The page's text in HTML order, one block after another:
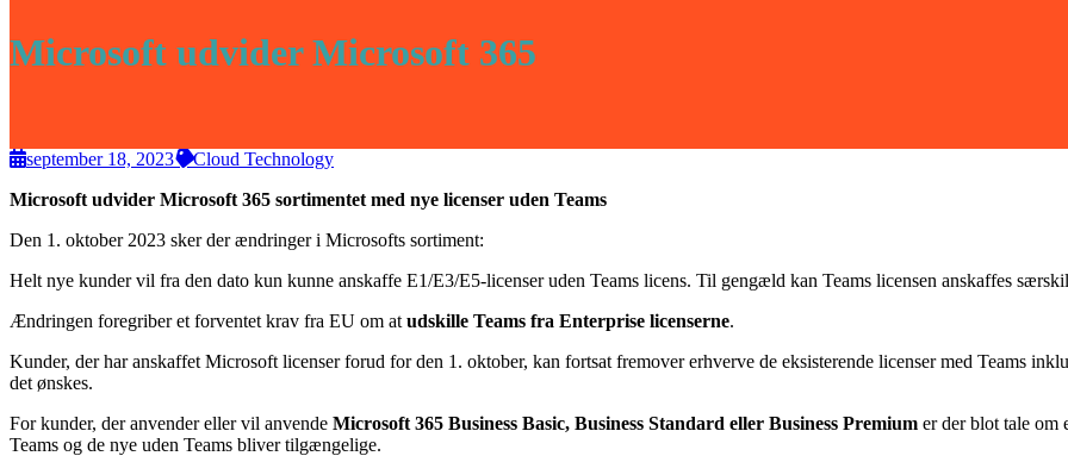
Microsoft udvider Microsoft 365
september 18, 2023
Cloud Technology
Microsoft udvider Microsoft 365 sortimentet med nye licenser uden Teams
Den 1. oktober 2023 sker der ændringer i Microsofts sortiment:
Helt nye kunder vil fra den dato kun kunne anskaffe E1/E3/E5-licenser uden Teams licens. Til gengæld kan Teams licensen anskaffes
Ændringen foregriber et forventet krav fra EU om at udskille Teams fra Enterprise licenserne.
Kunder, der har anskaffet Microsoft licenser forud for den 1. oktober, kan fortsat fremover erhverve de eksisterende licenser med Teams
det ønskes.
For kunder, der anvender eller vil anvende Microsoft 365 Business Basic, Business Standard eller Business Premium er der blot tale om
Teams og de nye uden Teams bliver tilgængelige.